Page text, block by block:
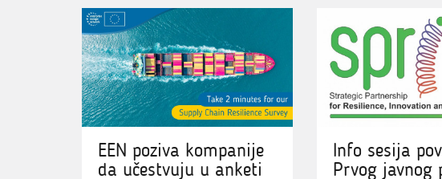
EEN poziva kompanije
da učestvuju u anketi
Info sesija
Prvog javnog